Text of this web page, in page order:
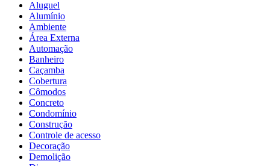
Aluguel
Alumínio
Ambiente
Área Externa
Automação
Banheiro
Caçamba
Cobertura
Cômodos
Concreto
Condomínio
Construção
Controle de acesso
Decoração
Demolição